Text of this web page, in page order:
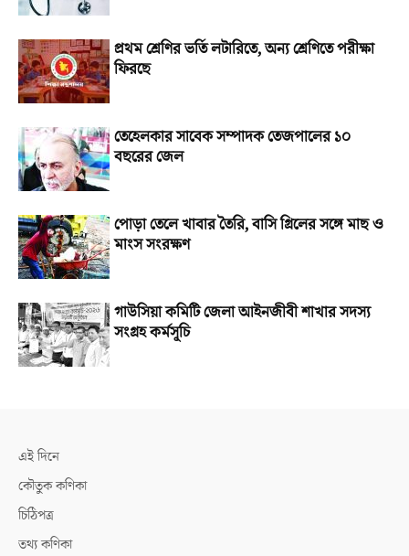
প্রথম শ্রেণির ভর্তি লটারিতে, অন্য শ্রেণিতে পরীক্ষা
ফিরছে
তেহেলকার সাবেক সম্পাদক তেজপালের ১০
বছরের জেল
পোড়া তেলে খাবার তৈরি, বাসি গ্রিলের সঙ্গে মাছ ও
মাংস সংরক্ষণ
গাউসিয়া কমিটি জেলা আইনজীবী শাখার সদস্য
সংগ্রহ কর্মসূচি
এই দিনে
কৌতুক কণিকা
চিঠিপত্র
তথ্য কণিকা